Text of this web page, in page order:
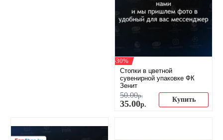
-30%
Стопки в цветной
сувенирной упаковке ФК
Зенит
50.00р.
35.00р.
Купить